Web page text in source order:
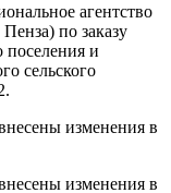
агентство
по заказу
поселения и
сельского
изменения в
изменения в